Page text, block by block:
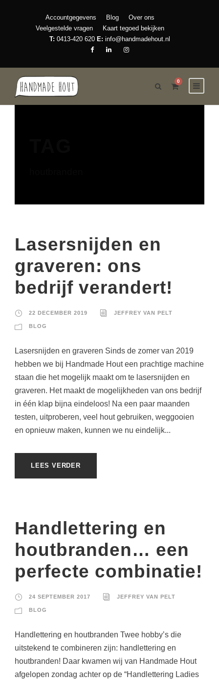
Accountgegevens Blog
Over ons
Veelgestelde vragen
Kaart tegoed bekijken
T: 0413-420 620 E: info@handmadehout.nl
0
Lasersnijden en
graveren: ons
bedrijf verandert!
22 DECEMBER 2019 JEFFREY VAN PELT
BLOG
Lasersnijden en graveren Sinds de zomer van 2019
hebben we bij Handmade Hout een prachtige machine
staan die het mogelijk maakt om te lasersnijden en
graveren. Het maakt de mogelijkheden van ons bedrijf
in één klap bijna eindeloos! Na een paar maanden
testen, uitproberen, veel hout gebruiken, weggooien
en opnieuw maken, kunnen we nu eindelijk...
LEES VERDER
Handlettering en
houtbranden… een
perfecte combinatie!
24 SEPTEMBER 2017 JEFFREY VAN PELT
BLOG
Handlettering en houtbranden Twee hobby’s die
uitstekend te combineren zijn: handlettering en
houtbranden! Daar kwamen wij van Handmade Hout
afgelopen zondag achter op de “Handlettering Ladies